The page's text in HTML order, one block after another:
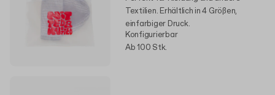
Textilien. Erhältlich in 4 Größen,
einfarbiger Druck.
Konfigurierbar
Ab 100 Stk.